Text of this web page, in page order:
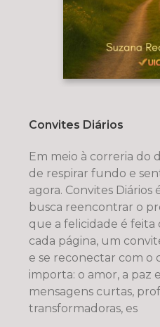
Convites Diários
Em meio à correria do
de respirar fundo e
agora. Convites
busca reencontrar o
que a felicidade é feita
cada página, um
e se reconectar com o
importa: o amor, a paz
mensagens curtas,
transformadoras, es